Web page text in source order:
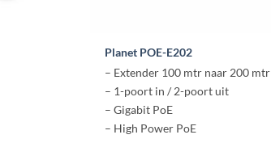
Planet POE-E202
– Extender 100 mtr naar 200 mtr
– 1-poort in / 2-poort uit
– Gigabit PoE
– High Power PoE